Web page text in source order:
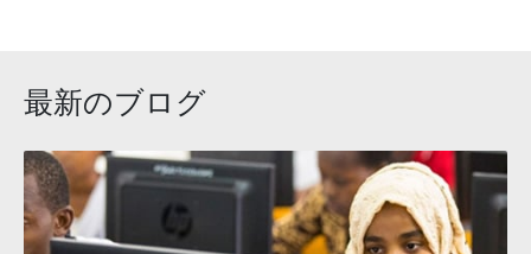
最新のブログ